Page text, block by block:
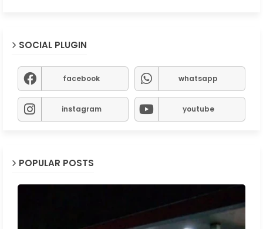
SOCIAL PLUGIN
facebook whatsapp
instagram youtube
POPULAR POSTS